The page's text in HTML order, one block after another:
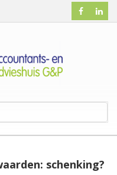
schenking?